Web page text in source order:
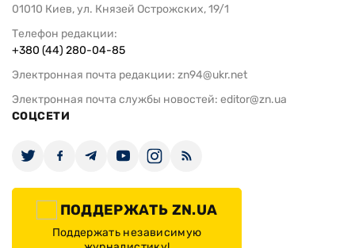
01010 Киев, ул. Князей Острожских, 19/1
Телефон редакции:
+380 (44) 280-04-85
Электронная почта редакции: zn94@ukr.net
Электронная почта службы новостей: editor@zn.ua
СОЦСЕТИ
ПОДДЕРЖАТЬ ZN.UA
Поддержать независимую